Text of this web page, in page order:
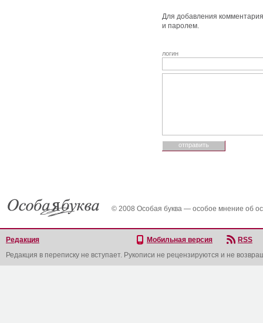
Для добавления
и паролем.
логин
© 2008 Особая буква — особое мнение об
Редакция Мобильная версия
RSS
Редакция в переписку не вступает. Рукописи не рецензируются и не